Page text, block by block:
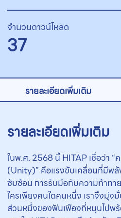
จำนวนดาวน์โหลด
37
รายละเอียดเพิ่มเติม
รายละเอียดเพิ่มเติม
ในพ.ศ. 2568 นี้ HITAP เชื่อว่า “
(Unity)” คือแรงขับเคลื่อนที่มีพ
ซับซ้อน การรับมือกับความท้าทาย
ใครเพียงคนใดคนหนึ่ง เราจึงมุ่ง
ส่วนหนึ่งของฟันเฟืองที่หมุนไปพ